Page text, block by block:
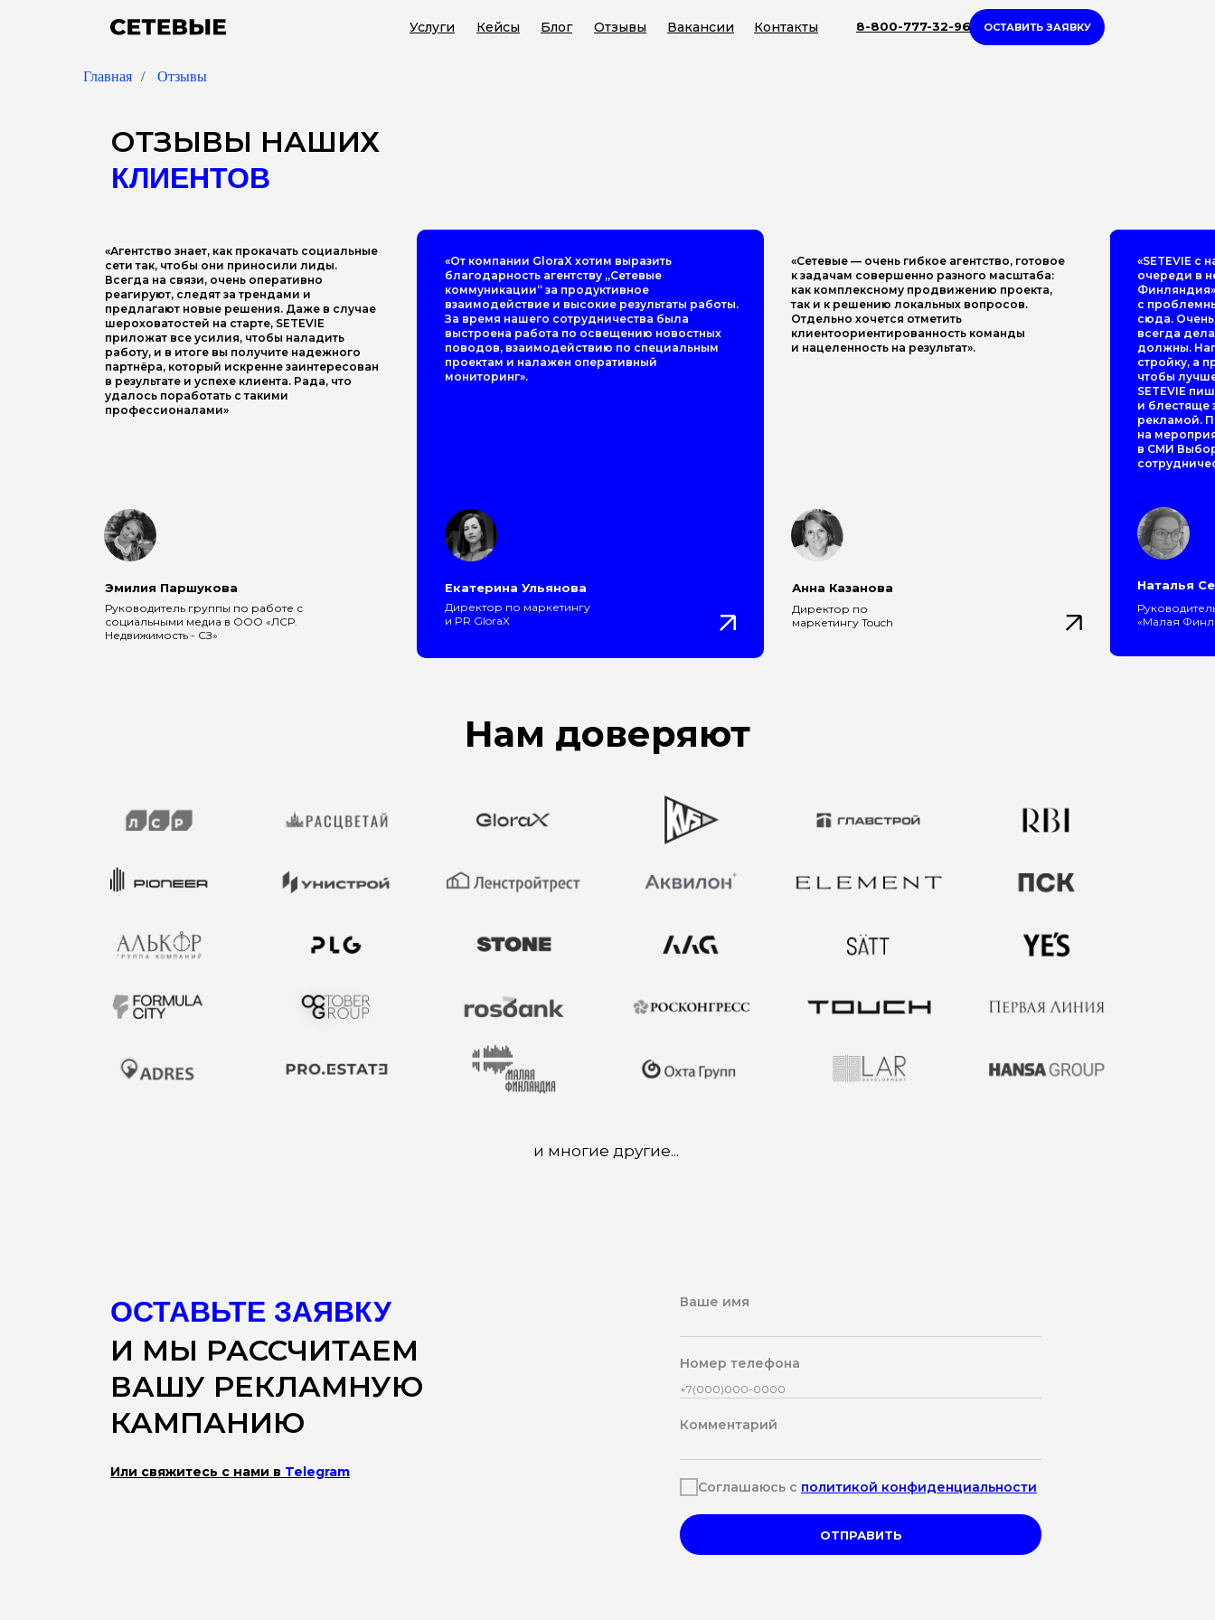
Контакты
Вакансии
Отзывы
Блог
Кейсы
Услуги ОСТАВИТЬ ЗАЯВКУ
8-800-777-32-96
Главная / Отзывы
КЛИЕНТОВ
ОТЗЫВЫ НАШИХ
«Малая
Наталья
«SETEVIE с
очереди в
с
сюда.
всегда
должны.
стройку, а
чтобы
SETEVIE
и блестяще
рекламой.
на
в СМИ
Директор по
маркетингу Touch
Анна Казанова
«Сетевые — очень гибкое агентство, готовое
к задачам совершенно разного масштаба:
как комплексному продвижению проекта,
так и к решению локальных вопросов.
Отдельно хочется отметить
клиентоориентированность команды
и нацеленность на результат».
Руководитель группы по работе с
социальными медиа в ООО «ЛСР.
Недвижимость - СЗ»
Эмилия Паршукова
«Агентство знает, как прокачать социальные
сети так, чтобы они приносили лиды.
Всегда на связи, очень оперативно
реагируют, следят за трендами и
предлагают новые решения. Даже в случае
шероховатостей на старте, SETEVIE
приложат все усилия, чтобы наладить
работу, и в итоге вы получите надежного
партнёра, который искренне заинтересован
в результате и успехе клиента. Рада, что
удалось поработать с такими
профессионалами»
Директор по маркетингу
и PR GloraX
Екатерина Ульянова
«От компании GloraX хотим выразить
благодарность агентству „Сетевые
коммуникации“ за продуктивное
взаимодействие и высокие результаты работы.
За время нашего сотрудничества была
выстроена работа по освещению новостных
поводов, взаимодействию по специальным
проектам и налажен оперативный
мониторинг».
Нам доверяют
и многие другие...
И МЫ РАССЧИТАЕМ
ВАШУ РЕКЛАМНУЮ
КАМПАНИЮ
ОСТАВЬТЕ ЗАЯВКУ
Или свяжитесь с нами в Telegram
Ваше имя
Номер телефона
Комментарий
Соглашаюсь с политикой конфиденциальности
ОТПРАВИТЬ